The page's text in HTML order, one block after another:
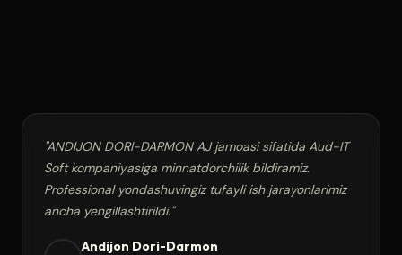
"ANDIJON DORI-DARMON AJ jamoasi sifatida Aud-IT
Soft kompaniyasiga minnatdorchilik bildiramiz.
Professional yondashuvingiz tufayli ish jarayonlarimiz
ancha yengillashtirildi."
Andijon Dori-Darmon